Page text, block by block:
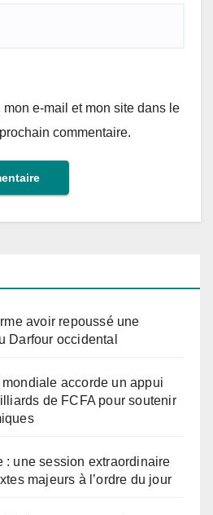
mon e-mail et mon site dans le
commentaire.
avoir repoussé une
Darfour occidental
accorde un appui
de FCFA pour soutenir
: une session extraordinaire
majeurs à l’ordre du jour